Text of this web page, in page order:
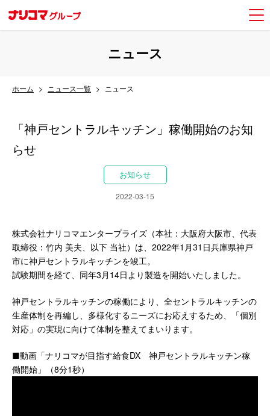
ニュース
ホーム ニュース一覧 ニュース
「神戸セントラルキッチン」稼働開始のお知
らせ
お知らせ
2022-03-15
株式会社ナリコマエンタープライズ（本社：大阪府大阪市、代表
取締役：竹内 美夫、以下 当社）は、2022年1月31日兵庫県神戸
市に神戸セントラルキッチンを竣工。
試験期間を経て、同年3月14日より製造を開始いたしました。
神戸セントラルキッチンの稼働により、全セントラルキッチンの
生産体制を再編し、多様化するニーズにお応えするため、「個別
対応」の実現に向けて体制を整えてまいります。
■動画「ナリコマが目指す給食DX 神戸セントラルキッチン稼
働開始」（8分1秒）